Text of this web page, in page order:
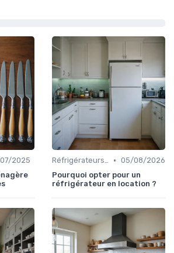
2025
Réfrigérateurs et Congélateurs • 05/08/2026
Pourquoi opter pour un
réfrigérateur en location ?